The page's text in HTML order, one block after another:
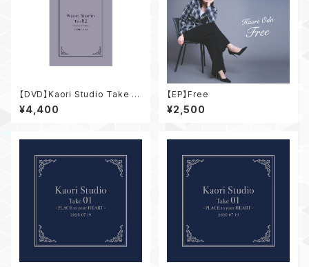
【DVD】Kaori Studio Take 0
2 ～Acoustic Time～
¥4,400
【EP】Free
¥2,500